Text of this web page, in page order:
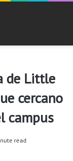
de Little
cercano
campus
read